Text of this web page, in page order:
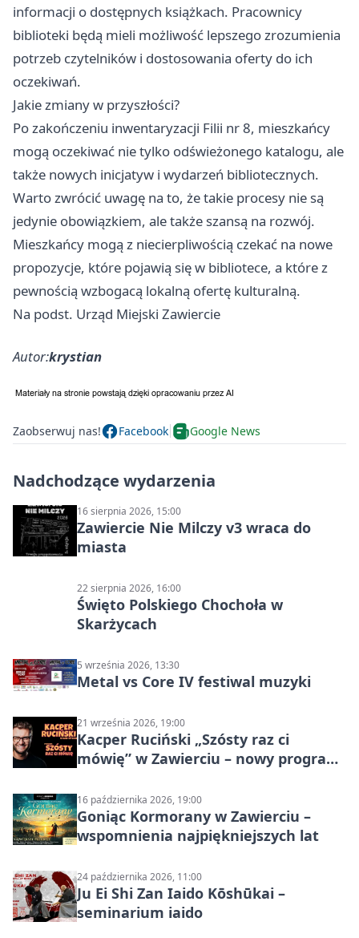
informacji o dostępnych książkach. Pracownicy
biblioteki będą mieli możliwość lepszego zrozumienia
potrzeb czytelników i dostosowania oferty do ich
oczekiwań.
Jakie zmiany w przyszłości?
Po zakończeniu inwentaryzacji Filii nr 8, mieszkańcy
mogą oczekiwać nie tylko odświeżonego katalogu, ale
także nowych inicjatyw i wydarzeń bibliotecznych.
Warto zwrócić uwagę na to, że takie procesy nie są
jedynie obowiązkiem, ale także szansą na rozwój.
Mieszkańcy mogą z niecierpliwością czekać na nowe
propozycje, które pojawią się w bibliotece, a które z
pewnością wzbogacą lokalną ofertę kulturalną.
Na podst. Urząd Miejski Zawiercie
Autor:krystian
Zaobserwuj nas! Facebook Google News
Nadchodzące wydarzenia
16 sierpnia 2026, 15:00
Zawiercie Nie Milczy v3 wraca do
miasta
22 sierpnia 2026, 16:00
Święto Polskiego Chochoła w
Skarżycach
5 września 2026, 13:30
Metal vs Core IV festiwal muzyki
21 września 2026, 19:00
Kacper Ruciński „Szósty raz ci
mówię” w Zawierciu – nowy program
16 października 2026, 19:00
Goniąc Kormorany w Zawierciu –
wspomnienia najpiękniejszych lat
24 października 2026, 11:00
Ju Ei Shi Zan Iaido Kōshūkai –
seminarium iaido